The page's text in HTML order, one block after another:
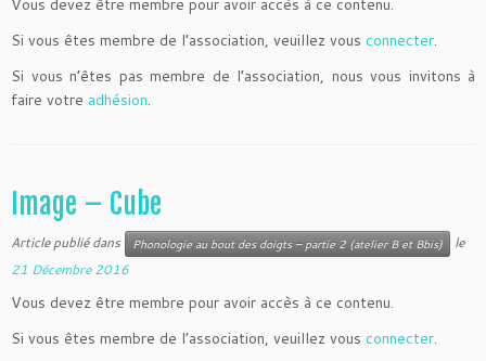
Si vous êtes membre de l’association, veuillez vous connecter.
Si vous n’êtes pas membre de l’association, nous vous invitons à
faire votre adhésion.
Image – Cube
Article publié dans Phonologie au bout des doigts – partie 2 (atelier B et Bbis)
le
21 Décembre 2016
Vous devez être membre pour avoir accès à ce contenu.
Si vous êtes membre de l’association, veuillez vous connecter.